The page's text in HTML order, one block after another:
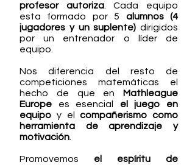
profesor autoriza. Cada equipo
esta formado por 5 alumnos (4
jugadores y un suplente) dirigidos
por un entrenador o líder de
equipo.
Nos diferencia del resto de
competiciones matemáticas el
hecho de que en Mathleague
Europe es esencial el juego en
equipo y elcompañerismo como
herramienta de aprendizaje y
motivación
Promovemos el espíritu de